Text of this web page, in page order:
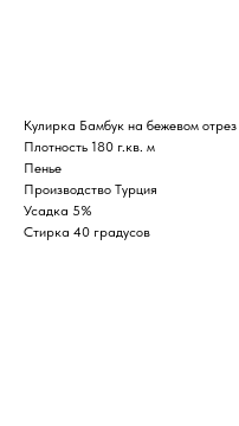
Кулирка Бамбук на бежевом
Плотность 180 г.кв. м
Пенье
Производство Турция
Усадка 5%
Стирка 40 градусов